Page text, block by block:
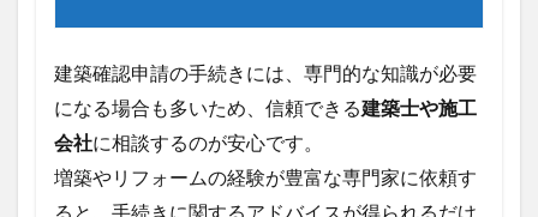
建築確認申請の手続きには、専門的な知識が必要
になる場合も多いため、信頼できる建築士や施工
会社に相談するのが安心です。
増築やリフォームの経験が豊富な専門家に依頼す
ると、手続きに関するアドバイスが得られるだけ